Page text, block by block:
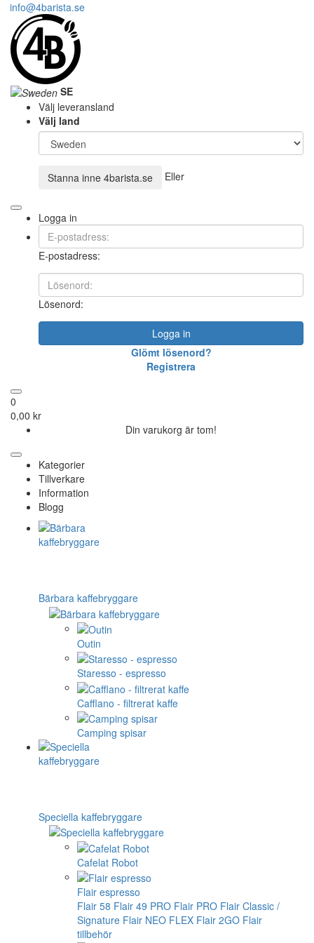
info@4barista.se
SE
Välj leveransland
Välj land
Stanna inne 4barista.se Eller
Logga in
E-postadress:
Lösenord:
Logga in
Glömt lösenord?
Registrera
0
0,00 kr
Din varukorg är tom!
Kategorier
Tillverkare
Information
Blogg
Bärbara kaffebryggare
Outin
Staresso - espresso
Cafflano - filtrerat kaffe
Camping spisar
Speciella kaffebryggare
Cafelat Robot
Flair espresso
Flair 58 Flair 49 PRO Flair PRO Flair Classic /
Signature Flair NEO FLEX Flair 2GO Flair
tillbehör